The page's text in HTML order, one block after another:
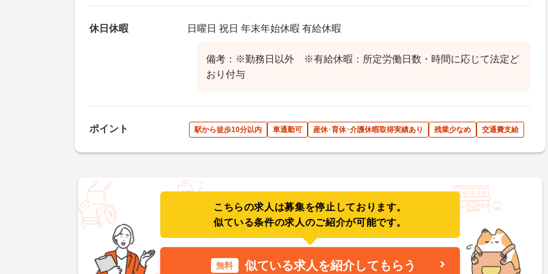
休日休暇 日曜日 祝日 年末年始休暇 有給休暇
備考：※勤務日以外 ※有給休暇：所定労働日数・時間に応じて法定ど
おり付与
ポイント 駅から徒歩10分以内 車通勤可 産休･育休･介護休暇取得実績あり 残業少なめ 交通費支給
こちらの求人は募集を停止しております。
似ている条件の求人のご紹介が可能です。
無料 似ている求人を紹介してもらう